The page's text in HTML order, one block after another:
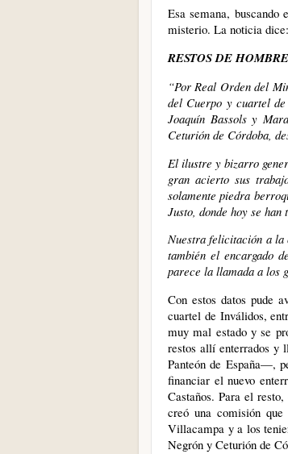
Esa semana,
misterio. La noticia dice:
RESTOS DE
“Por Real Orden del
del Cuerpo y cuartel
Joaquín Bassols y
Ceturión de Córdoba,
El ilustre y bizarro
gran acierto sus
solamente piedra
Justo, donde hoy se
Nuestra felicitación a la
también el encargado
parece la llamada a los
Con estos datos pude
cuartel de Inválidos,
muy mal estado y se
restos allí enterrados y
Panteón de España—,
financiar el nuevo
Castaños. Para el
creó una comisión
Villacampa y a los
Negrón y Ceturión de